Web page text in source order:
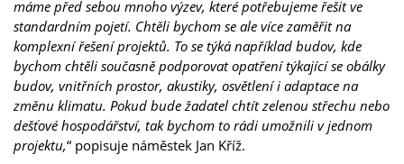
máme před sebou mnoho výzev, které potřebujeme řešit ve
standardním pojetí. Chtěli bychom se ale více zaměřit na
komplexní řešení projektů. To se týká například budov, kde
bychom chtěli současně podporovat opatření týkající se obálky
budov, vnitřních prostor, akustiky, osvětlení i adaptace na
změnu klimatu. Pokud bude žadatel chtít zelenou střechu nebo
dešťové hospodářství, tak bychom to rádi umožnili v jednom
projektu,“ popisuje náměstek Jan Kříž.